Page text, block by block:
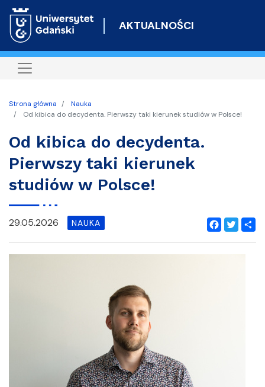
do
AKTUALNOŚCI
Strona główna
Nauka
Od kibica do decydenta. Pierwszy taki kierunek studiów w Polsce!
Od kibica do decydenta.
Pierwszy taki kierunek
studiów w Polsce!
Facebook
Twitter
29.05.2026 NAUKA